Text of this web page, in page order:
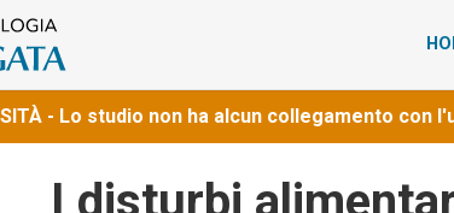
- Lo studio non ha alcun collegamento
I disturbi